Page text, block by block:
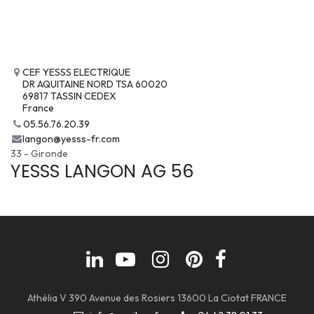
CEF YESSS ELECTRIQUE
DR AQUITAINE NORD TSA 60020
69817 TASSIN CEDEX
France
05.56.76.20.39
langon@yesss-fr.com
33 - Gironde
YESSS LANGON AG 56
Athélia V 390 Avenue des Rosiers 13600 La Ciotat FRANCE